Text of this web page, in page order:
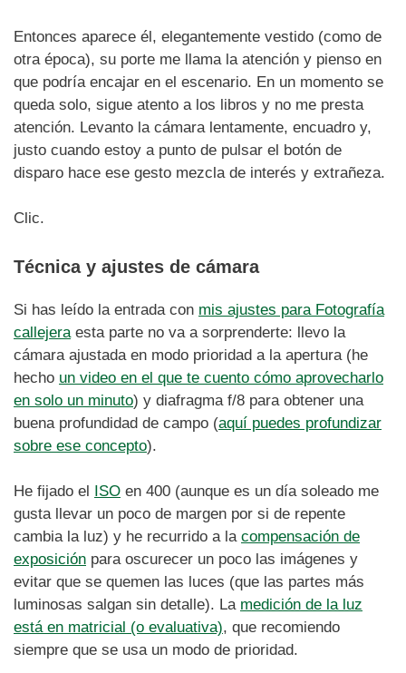
Entonces aparece él, elegantemente vestido (como de
otra época), su porte me llama la atención y pienso en
que podría encajar en el escenario. En un momento se
queda solo, sigue atento a los libros y no me presta
atención. Levanto la cámara lentamente, encuadro y,
justo cuando estoy a punto de pulsar el botón de
disparo hace ese gesto mezcla de interés y extrañeza.
Clic.
Técnica y ajustes de cámara
Si has leído la entrada con mis ajustes para Fotografía
callejera esta parte no va a sorprenderte: llevo la
cámara ajustada en modo prioridad a la apertura (he
hecho un video en el que te cuento cómo aprovecharlo
en solo un minuto) y diafragma f/8 para obtener una
buena profundidad de campo (aquí puedes profundizar
sobre ese concepto).
He fijado el ISO en 400 (aunque es un día soleado me
gusta llevar un poco de margen por si de repente
cambia la luz) y he recurrido a la compensación de
exposición para oscurecer un poco las imágenes y
evitar que se quemen las luces (que las partes más
luminosas salgan sin detalle). La medición de la luz
está en matricial (o evaluativa), que recomiendo
siempre que se usa un modo de prioridad.